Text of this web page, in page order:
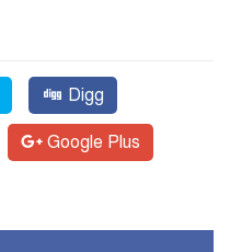
Digg
Google Plus